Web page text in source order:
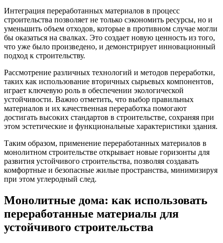
Интеграция переработанных материалов в процесс
строительства позволяет не только сэкономить ресурсы, но и
уменьшить объем отходов, которые в противном случае могли
бы оказаться на свалках. Это создает новую ценность из того,
что уже было произведено, и демонстрирует инновационный
подход к строительству.
Рассмотрение различных технологий и методов переработки,
таких как использование вторичных сырьевых компонентов,
играет ключевую роль в обеспечении экологической
устойчивости. Важно отметить, что выбор правильных
материалов и их качественная переработка помогают
достигать высоких стандартов в строительстве, сохраняя при
этом эстетические и функциональные характеристики здания.
Таким образом, применение переработанных материалов в
монолитном строительстве открывает новые горизонты для
развития устойчивого строительства, позволяя создавать
комфортные и безопасные жилые пространства, минимизируя
при этом углеродный след.
Монолитные дома: как использовать
переработанные материалы для
устойчивого строительства